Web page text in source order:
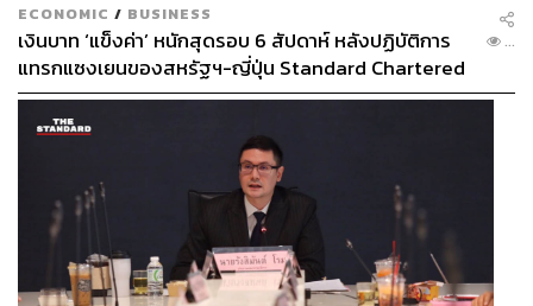
ECONOMIC / BUSINESS
เงินบาท ‘แข็งค่า’ หนักสุดรอบ 6 สัปดาห์ หลังปฏิบัติการ
แทรกแซงเยนของสหรัฐฯ-ญี่ปุ่น Standard Chartered
เปิดเป้าสิ้นปีนี้จ่อแข็งต่อแตะ 32.50 บาทต่อดอลลาร์
...